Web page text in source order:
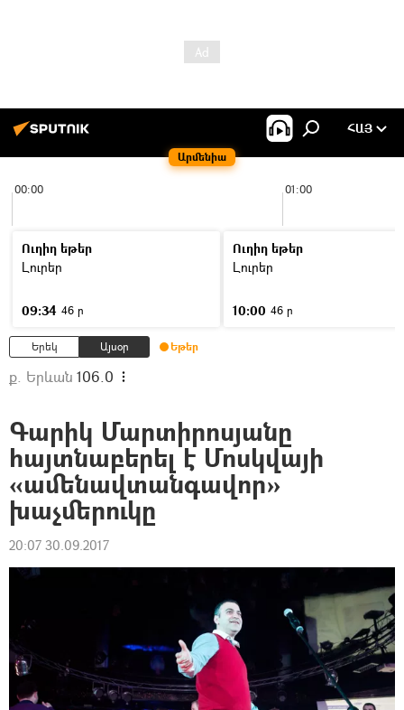
Արմենիա
ՀԱՅ
00:00 01:00
Ուղիղ եթեր
Լուրեր
09:34 46 ր
Ուղիղ եթեր
Լուրեր
10:00 46 ր
Երեկ Այսօր Եթեր
ք. Երևան 106.0
Գարիկ Մարտիրոսյանը
հայտնաբերել է Մոսկվայի
«ամենավտանգավոր»
խաչմերուկը
20:07 30.09.2017